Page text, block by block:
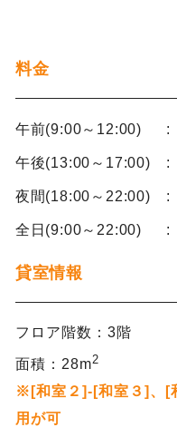
料金
午前(9:00～12:00)
午後(13:00～17:00)
夜間(18:00～22:00)
全日(9:00～22:00)
貸室情報
フロア階数：3階
面積：28m2
※[和室２]-[和室３]、[
用が可